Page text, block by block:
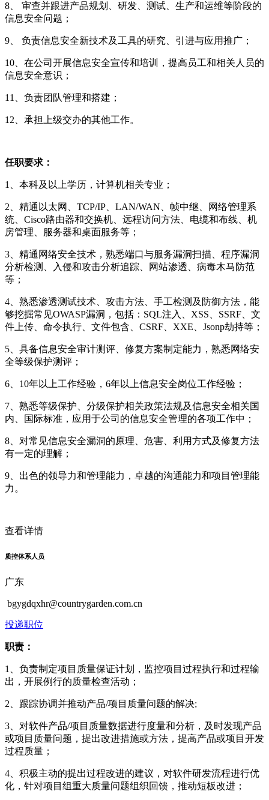
8、 审查并跟进产品规划、研发、测试、生产和运维等阶段的
信息安全问题；
9、 负责信息安全新技术及工具的研究、引进与应用推广；
10、在公司开展信息安全宣传和培训，提高员工和相关人员的
信息安全意识；
11、负责团队管理和搭建；
12、承担上级交办的其他工作。
任职要求：
1、本科及以上学历，计算机相关专业；
2、精通以太网、TCP/IP、LAN/WAN、帧中继、网络管理系
统、Cisco路由器和交换机、远程访问方法、电缆和布线、机
房管理、服务器和桌面服务等；
3、精通网络安全技术，熟悉端口与服务漏洞扫描、程序漏洞
分析检测、入侵和攻击分析追踪、网站渗透、病毒木马防范
等；
4、熟悉渗透测试技术、攻击方法、手工检测及防御方法，能
够挖掘常见OWASP漏洞，包括：SQL注入、XSS、SSRF、文
件上传、命令执行、文件包含、CSRF、XXE、Jsonp劫持等；
5、具备信息安全审计测评、修复方案制定能力，熟悉网络安
全等级保护测评；
6、10年以上工作经验，6年以上信息安全岗位工作经验；
7、熟悉等级保护、分级保护相关政策法规及信息安全相关国
内、国际标准，应用于公司的信息安全管理的各项工作中；
8、对常见信息安全漏洞的原理、危害、利用方式及修复方法
有一定的理解；
9、出色的领导力和管理能力，卓越的沟通能力和项目管理能
力。
查看详情
质控体系人员
广东
bgygdqxhr@countrygarden.com.cn
投递职位
职责：
1、负责制定项目质量保证计划，监控项目过程执行和过程输
出，开展例行的质量检查活动；
2、跟踪协调并推动产品/项目质量问题的解决;
3、对软件产品/项目质量数据进行度量和分析，及时发现产品
或项目质量问题，提出改进措施或方法，提高产品或项目开发
过程质量；
4、积极主动的提出过程改进的建议，对软件研发流程进行优
化，针对项目组重大质量问题组织回馈，推动短板改进；